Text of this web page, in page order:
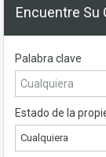
Encuentre Su
Palabra clave
Estado de la
Cualquiera